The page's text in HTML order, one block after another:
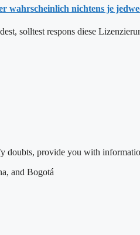
wahrscheinlich nichtens je
solltest respons diese
provide you with
and Bogotá